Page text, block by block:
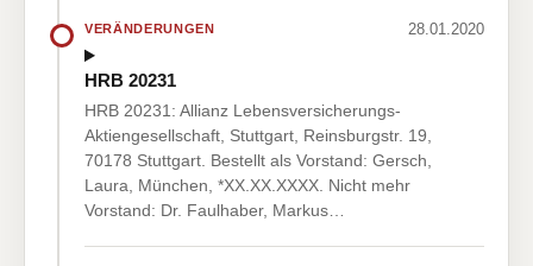
VERÄNDERUNGEN 28.01.2020
HRB 20231
HRB 20231: Allianz Lebensversicherungs-
Aktiengesellschaft, Stuttgart, Reinsburgstr. 19,
70178 Stuttgart. Bestellt als Vorstand: Gersch,
Laura, München, *XX.XX.XXXX. Nicht mehr
Vorstand: Dr. Faulhaber, Markus…